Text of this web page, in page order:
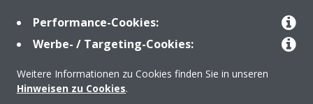
Kontakt
Produkte
Performance-Cookies:
Werbe- / Targeting-Cookies:
Weitere Informationen zu Cookies finden Sie in unseren
Hinweisen zu Cookies.